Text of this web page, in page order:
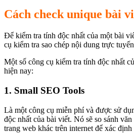
Cách check unique bài
Để kiểm tra tính độc nhất của một bài
cụ kiểm tra sao chép nội dung trực
Một số công cụ kiểm tra tính độc nhất
hiện nay:
1. Small SEO Tools
Là một công cụ miễn phí và được sử
độc nhất của bài viết. Nó sẽ so sánh
trang web khác trên internet để xác